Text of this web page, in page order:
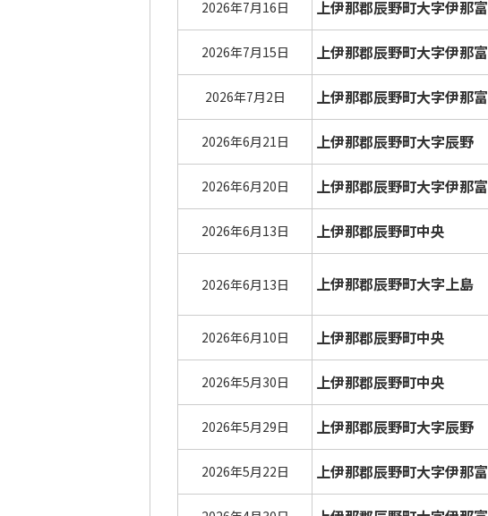
2026年7月16日 上伊那郡辰野町大字伊那富
2026年7月15日 上伊那郡辰野町大字伊那富
2026年7月2日 上伊那郡辰野町大字伊那富
2026年6月21日 上伊那郡辰野町大字辰野
2026年6月20日 上伊那郡辰野町大字伊那富
2026年6月13日 上伊那郡辰野町中央
2026年6月13日 上伊那郡辰野町大字上島
2026年6月10日 上伊那郡辰野町中央
2026年5月30日 上伊那郡辰野町中央
2026年5月29日 上伊那郡辰野町大字辰野
2026年5月22日 上伊那郡辰野町大字伊那富